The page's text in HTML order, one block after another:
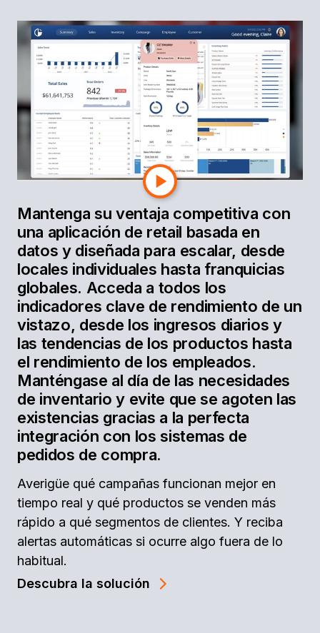
Supere a la
competencia. En la
tienda y en línea.
El comercio minorista está subiendo de nivel
gracias a la analítica omnicanal.
Mantenga su ventaja competitiva con
una aplicación de retail basada en
datos y diseñada para escalar, desde
locales individuales hasta franquicias
globales. Acceda a todos los
indicadores clave de rendimiento de un
vistazo, desde los ingresos diarios y
las tendencias de los productos hasta
el rendimiento de los empleados.
Manténgase al día de las necesidades
de inventario y evite que se agoten las
existencias gracias a la perfecta
integración con los sistemas de
pedidos de compra.
Averigüe qué campañas funcionan mejor en
tiempo real y qué productos se venden más
rápido a qué segmentos de clientes. Y reciba
alertas automáticas si ocurre algo fuera de lo
habitual.
Descubra la solución